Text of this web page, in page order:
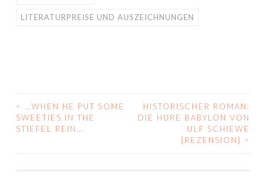
LITERATURPREISE UND AUSZEICHNUNGEN
BEITRAGS-
NAVIGATION
<
…WHEN HE PUT SOME
SWEETIES IN THE
STIEFEL REIN…
HISTORISCHER ROMAN:
DIE HURE BABYLON VON
ULF SCHIEWE
[REZENSION]
>